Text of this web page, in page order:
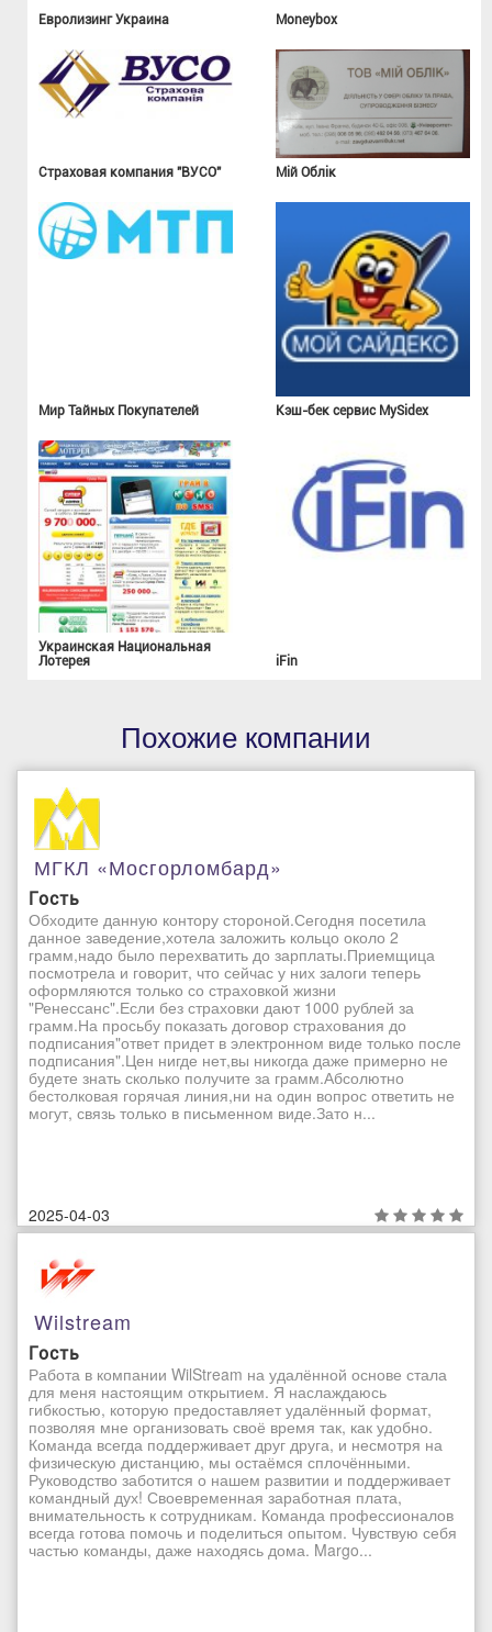
Евролизинг Украина Moneybox
Страховая компания "ВУСО" Мій Облік
Мир Тайных Покупателей Кэш-бек сервис MySidex
Украинская Национальная
Лотерея
iFin
Похожие компании
МГКЛ «Мосгорломбард»
Гость
Обходите данную контору стороной.Сегодня посетила
данное заведение,хотела заложить кольцо около 2
грамм,надо было перехватить до зарплаты.Приемщица
посмотрела и говорит, что сейчас у них залоги теперь
оформляются только со страховкой жизни
"Ренессанс".Если без страховки дают 1000 рублей за
грамм.На просьбу показать договор страхования до
подписания"ответ придет в электронном виде только после
подписания".Цен нигде нет,вы никогда даже примерно не
будете знать сколько получите за грамм.Абсолютно
бестолковая горячая линия,ни на один вопрос ответить не
могут, связь только в письменном виде.Зато н...
2025-04-03
Wilstream
Гость
Работа в компании WilStream на удалённой основе стала
для меня настоящим открытием. Я наслаждаюсь
гибкостью, которую предоставляет удалённый формат,
позволяя мне организовать своё время так, как удобно.
Команда всегда поддерживает друг друга, и несмотря на
физическую дистанцию, мы остаёмся сплочёнными.
Руководство заботится о нашем развитии и поддерживает
командный дух! Своевременная заработная плата,
внимательность к сотрудникам. Команда профессионалов
всегда готова помочь и поделиться опытом. Чувствую себя
частью команды, даже находясь дома. Margo...